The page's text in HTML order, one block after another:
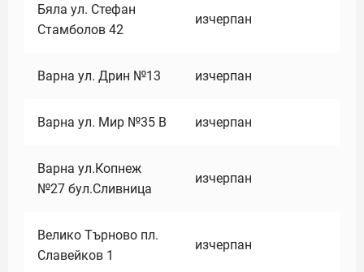
Бяла ул. Стефан
Стамболов 42
изчерпан
Варна ул. Дрин №13 изчерпан
Варна ул. Мир №35 В изчерпан
Варна ул.Копнеж
№27 бул.Сливница
изчерпан
Велико Търново пл.
Славейков 1
изчерпан